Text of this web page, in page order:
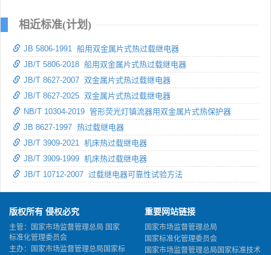
相近标准(计划)
JB 5806-1991 船用双金属片式热过载继电器
JB/T 5806-2018 船用双金属片式热过载继电器
JB/T 8627-2007 双金属片式热过载继电器
JB/T 8627-2025 双金属片式热过载继电器
NB/T 10304-2019 管形荧光灯镇流器用双金属片式热保护器
JB 8627-1997 热过载继电器
JB/T 3909-2021 机床热过载继电器
JB/T 3909-1999 机床热过载继电器
JB/T 10712-2007 过载继电器可靠性试验方法
版权所有 侵权必究
主管：国家市场监督管理总局 国家
标准化管理委员会
主办：国家市场监督管理总局国家标
重要网站链接
国家市场监督管理总局
国家标准化管理委员会
国家市场监督管理总局国家标准技术